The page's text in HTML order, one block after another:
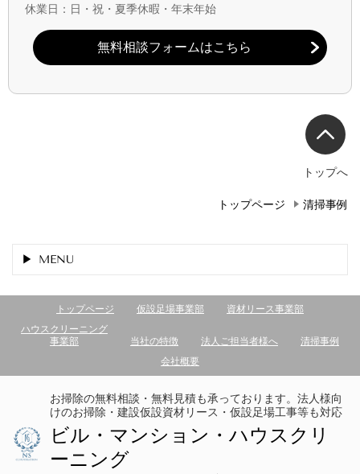
休業日：日・祝・夏季休暇・年末年始
無料相談フォームはこちら
トップへ
トップページ 清掃事例
MENU
トップページ 仮設足場事業部
資材リース事業部
ハウスクリーニング
事業部
当社の特徴 法人ご担当者様へ
清掃事例
会社概要
お掃除の無料相談・無料見積も承っております。法人様向
けのお掃除・建設仮設資材リース・仮設足場工事等も対応
ビル・マンション・ハウスクリ
ーニング